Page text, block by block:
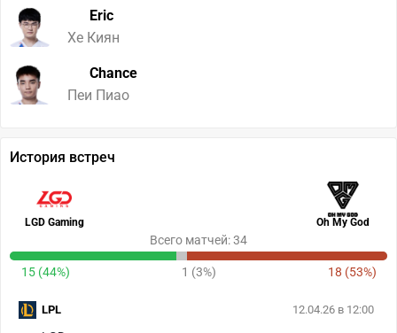
Eric
Хе Киян
Chance
Пеи Пиао
История встреч
LGD Gaming Oh My God
Всего матчей: 34
15 (44%) 1 (3%) 18 (53%)
12.04.26 в 12:00
LPL